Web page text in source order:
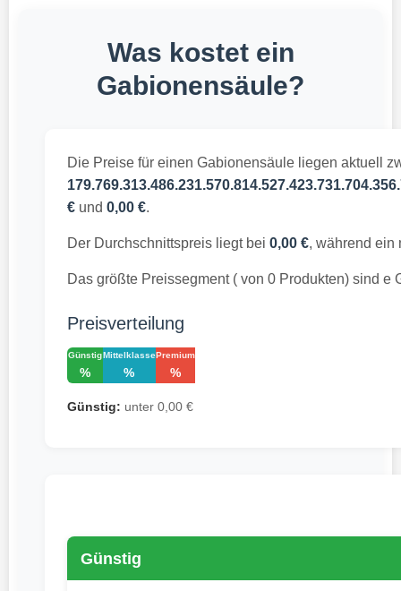
Was kostet ein
Gabionensäule?
Die Preise für einen Gabionensäule liegen aktuell
€und 0,00 €.
Der Durchschnittspreis liegt bei 0,00 €, während ein
Das größte Preissegment ( von 0 Produkten) sind e
Preisverteilung
Günstig
%
Mittelklasse
%
Premium
%
Günstig: unter 0,00 €
Günstig